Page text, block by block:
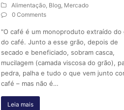
Alimentação, Blog, Mercado
0 Comments
"O café é um monoproduto extraído do
do café. Junto a esse grão, depois de
secado e beneficiado, sobram casca,
mucilagem (camada viscosa do grão),
pedra, palha e tudo o que vem junto
café – mas não é…
Leia mais